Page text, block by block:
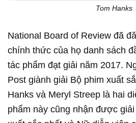
Tom Hanks
National Board of Review đã
chính thức của họ danh sách
tác phẩm đạt giải năm 2017.
Post giành giải Bộ phim xuất
Hanks và Meryl Streep là hai
phẩm này cũng nhận được